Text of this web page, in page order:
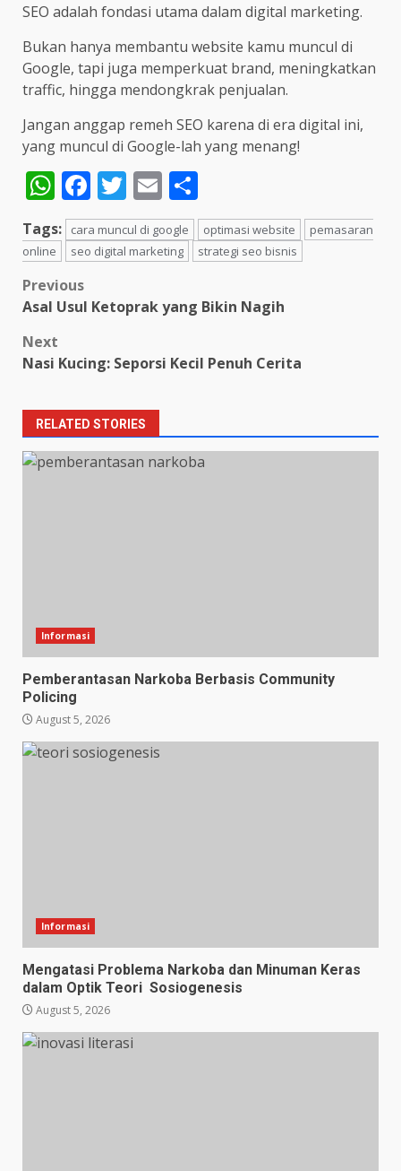
SEO adalah fondasi utama dalam digital marketing.
Bukan hanya membantu website kamu muncul di
Google, tapi juga memperkuat brand, meningkatkan
traffic, hingga mendongkrak penjualan.
Jangan anggap remeh SEO karena di era digital ini,
yang muncul di Google-lah yang menang!
WhatsApp
Facebook
Twitter
Email
Tags: cara muncul di google optimasi website
pemasaran
online
seo digital marketing strategi seo bisnis
Post
navigation
Previous
Asal Usul Ketoprak yang Bikin Nagih
Next
Nasi Kucing: Seporsi Kecil Penuh Cerita
RELATED STORIES
Informasi
Pemberantasan Narkoba Berbasis Community
Policing
August 5, 2026
Informasi
Mengatasi Problema Narkoba dan Minuman Keras
dalam Optik Teori Sosiogenesis
August 5, 2026